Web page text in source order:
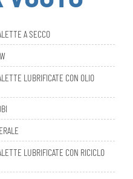
LUBRIFICATE CON OLIO
LUBRIFICATE CON RICICLO